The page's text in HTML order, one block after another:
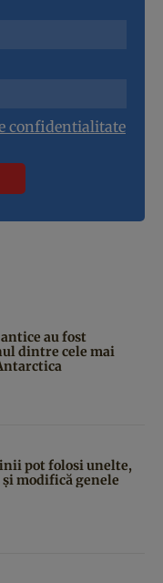
confidentialitate
au fost
dintre cele mai
pot folosi unelte,
modifică genele